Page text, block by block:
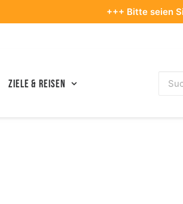
+++ Bitte seien Sie
Ziele & Reisen